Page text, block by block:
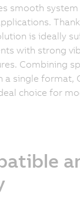
smooth
is ideally
with strong
Combining
a single format,
choice for